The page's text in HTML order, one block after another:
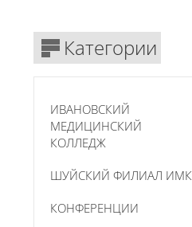
Блоки
Категории
ИВАНОВСКИЙ
МЕДИЦИНСКИЙ
КОЛЛЕДЖ
ШУЙСКИЙ ФИЛИАЛ ИМК
КОНФЕРЕНЦИИ